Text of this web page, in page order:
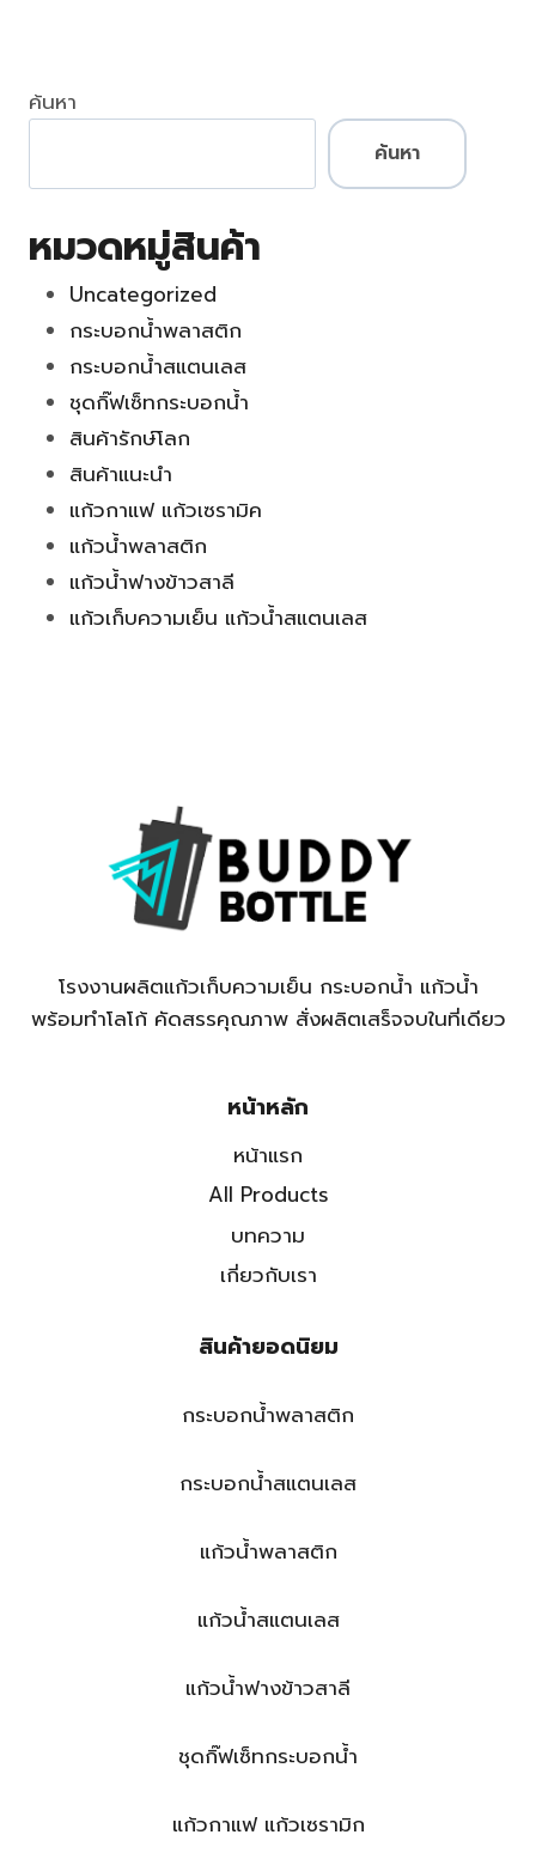
ค้นหา
ค้นหา
หมวดหมู่สินค้า
Uncategorized
กระบอกน้ำพลาสติก
กระบอกน้ำสแตนเลส
ชุดกิ๊ฟเซ็ทกระบอกน้ำ
สินค้ารักษ์โลก
สินค้าแนะนำ
แก้วกาแฟ แก้วเซรามิค
แก้วน้ำพลาสติก
แก้วน้ำฟางข้าวสาลี
แก้วเก็บความเย็น แก้วน้ำสแตนเลส
โรงงานผลิตแก้วเก็บความเย็น กระบอกน้ำ แก้วน้ำ
พร้อมทำโลโก้ คัดสรรคุณภาพ สั่งผลิตเสร็จจบในที่เดียว
หน้าหลัก
หน้าแรก
All Products
บทความ
เกี่ยวกับเรา
สินค้ายอดนิยม
กระบอกน้ำพลาสติก
กระบอกน้ำสแตนเลส
แก้วน้ำพลาสติก
แก้วน้ำสแตนเลส
แก้วน้ำฟางข้าวสาลี
ชุดกิ๊ฟเซ็ทกระบอกน้ำ
แก้วกาแฟ แก้วเซรามิก